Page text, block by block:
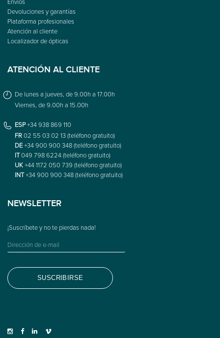
Devoluciones y garantías
Plataforma profesionales
Atención al cliente
Localizador de ópticas
ATENCIÓN AL CLIENTE
De lunes a jueves, de 9.00h a 17.00h
Viernes, de 9.00h a 15.00h
ESP+34 938 869 110
FR02 55 03 02 13 (teléfono gratuito)
DE+34 900 900 348 (teléfono gratuito)
IT049 798 6224 (teléfono gratuito)
UK+44 1172 050 739 (teléfono gratuito)
INT+34 900 900 348 (teléfono gratuito)
NEWSLETTER